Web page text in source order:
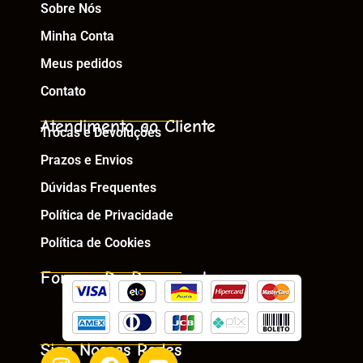
Sobre Nós
Minha Conta
Meus pedidos
Contato
Atendimento ao Cliente
Trocas e Devoluções
Prazos e Envios
Dúvidas Frequentes
Política de Privacidade
Política de Cookies
Formas De Pagamento
Siga Nossas Redes